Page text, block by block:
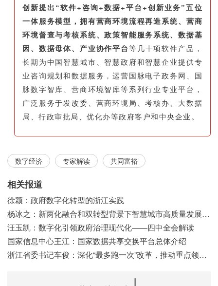
创新提出“软件+咨询+数据+平台+创新业务”五位
一体服务模型，拥有营商环境流程再造系统、营商
环境督查与考核系统、政策智能服务系统、数据基
因、数据母体、产业协作平台等几十项软件产品，
长期为中国智慧城市、智慧政府和智慧企业提供专
业咨询规划和数据服务，运营国脉电子政务网、国
脉数字智库、营商环境智库等系列行业专业平台，
广泛服务于发改委、营商环境局、考核办、大数据
局、行政审批局、优化办等政府客户和中央企业。
数字经济 专家解读 共同富裕
相关报道
徐颖：政府数字化转型的浙江实践
杨冰之：新两化融合和双转型背景下智慧城市高质量发展之浅见
汪玉凯：数字化引领政府治理现代化——四中全会解读
国家信息中心王江：国家数据共享交换平台总体介绍
浙江省委书记车俊：深化“最多跑一次”改革，推动重点领域改革